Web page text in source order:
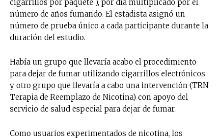
cigarrillos por paquete ), por día multiplicado por el
número de años fumando. El estadista asignó un
número de prueba único a cada participante durante la
duración del estudio.
Había un grupo que llevaría acabo el procedimiento
para dejar de fumar utilizando cigarrillos electrónicos
y otro grupo que llevaría a cabo una intervención (TRN
Terapia de Reemplazo de Nicotina) con apoyo del
servicio de salud especial para dejar de fumar.
Como usuarios experimentados de nicotina, los